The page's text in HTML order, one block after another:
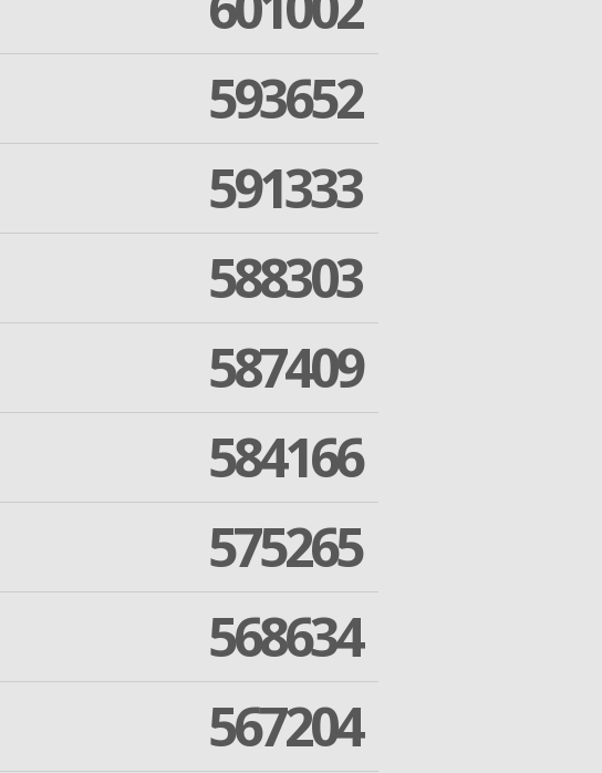
593652
591333
588303
587409
584166
575265
568634
567204